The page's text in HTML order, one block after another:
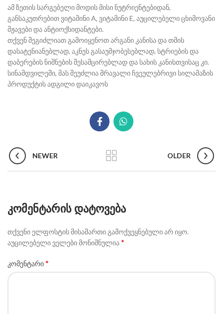
ამ ზეთის სარგებელი მოდის მისი ნუტრიენტებიდან,
განსაკუთრებით ვიტამინი A, ვიტამინი E, აუცილებელი ცხიმოვანი
მჟავები და ანტიოქსიდანტები.
თქვენ შეგიძლიათ გამოიყენოთ არგანი კანისა და თმის
დასატენიანებლად, აკნეს გასაუმჯობესებლად, სტრიების და
დაბერების ნიშნების შესამცირებლად და სახის კანისთვისაც კი.
სინამდვილეში, მას შეუძლია მრავალი ჩვეულებრივი სილამაზის
პროდუქტის ადგილი დაიკავოს
NEWER OLDER
ᲙᲝᲛᲔᲜᲢᲐᲠᲘᲡ ᲓᲐᲢᲝᲕᲔᲑᲐ
თქვენი ელფოსტის მისამართი გამოქვეყნებული არ იყო.
აუცილებელი ველები მონიშნულია*
კომენტარი*